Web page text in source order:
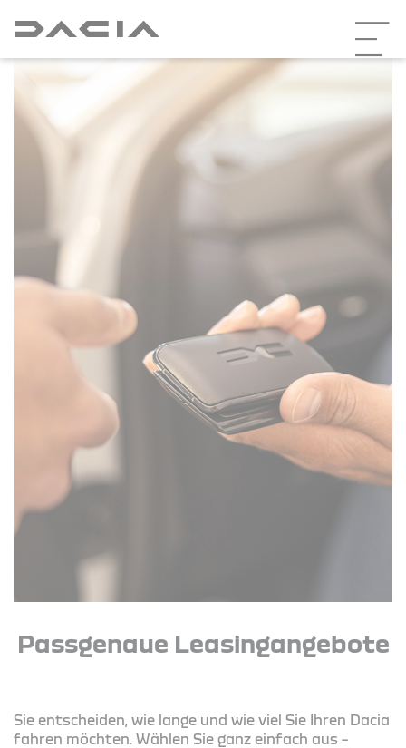
Passgenaue Leasingangebote
Sie entscheiden, wie lange und wie viel Sie Ihren Dacia
fahren möchten. Wählen Sie ganz einfach aus –